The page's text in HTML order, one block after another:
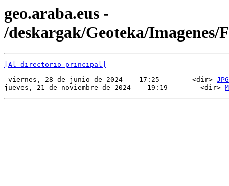
geo.araba.eus -
/deskargak/Geoteka/Imagenes/
[Al directorio principal]
viernes, 28 de junio de 2024    17:25        <dir> JPG
jueves, 21 de noviembre de 2024    19:19        <dir>